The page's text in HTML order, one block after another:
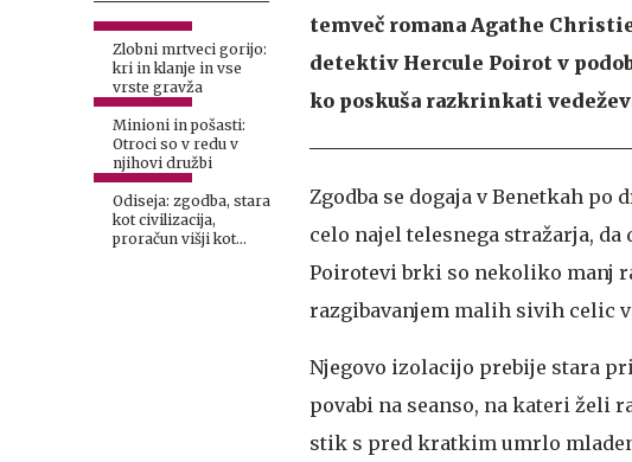
Zlobni mrtveci gorijo:
kri in klanje in vse
vrste gravža
Minioni in pošasti:
Otroci so v redu v
njihovi družbi
Odiseja: zgodba, stara
kot civilizacija,
proračun višji kot
temveč romana Agathe
detektiv Hercule Poirot v
ko poskuša razkrinkati
Zgodba se dogaja v Benetkah
celo najel telesnega stražarja,
Poirotevi brki so nekoliko manj
razgibavanjem malih sivih celic v
Njegovo izolacijo prebije stara
povabi na seanso, na kateri želi
stik s pred kratkim umrlo